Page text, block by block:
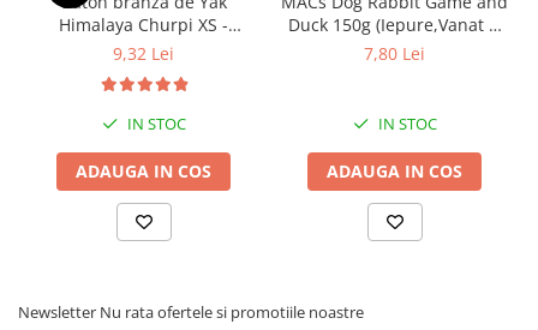
40
4.5
5
Pisici: o lingurita pe zi
Detalii produs:
Tip produs:furaj complementar pentru câini și pisici.
Himalaya Churpi XS -
recompensa caini
9,32 Lei
IN STOC
ADAUGA IN COS
Duck 150g (Iepure,Vanat si
Rata)
7,80 Lei
IN STOC
ADAUGA IN COS
Newsletter Nu rata ofertele si promotiile noastre